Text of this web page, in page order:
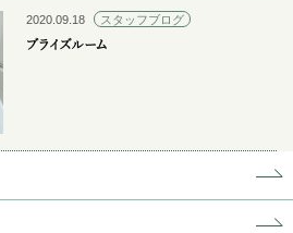
2020.09.18
スタッフブログ
ブライズルーム